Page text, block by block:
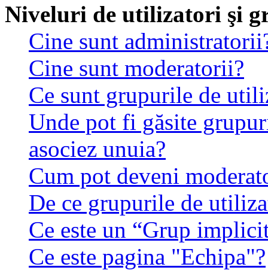
Niveluri de utilizatori şi
Cine sunt
Cine sunt moderatorii?
Ce sunt grupurile de
Unde pot fi găsite
asociez unuia?
Cum pot deveni
De ce grupurile de
Ce este un “Grup
Ce este pagina "Echipa"?